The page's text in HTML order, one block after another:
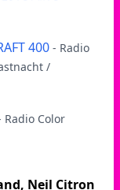
400 - Radio
/
Radio Color
Neil Citron